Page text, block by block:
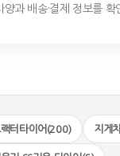
양과 배송·결제 정보를
랙터타이어(200) 지게